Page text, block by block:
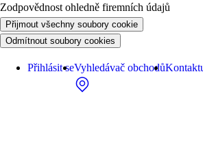
Zodpovědnost ohledně firemních údajů
Přijmout všechny soubory cookie
Odmítnout soubory cookies
Přihlásit seVyhledávač obchodů